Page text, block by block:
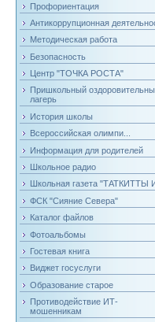
Профориентация
Антикоррупционная
Методическая работа
Безопасность
Центр "ТОЧКА РОСТА"
Пришкольный
лагерь
История школы
Всероссийская олимпи...
Информация для родителей
Школьное радио
Школьная газета "ТАТКИТТЫ
ФСК "Сияние Севера"
Каталог файлов
Фотоальбомы
Гостевая книга
Виджет госуслуги
Образование старое
Противодействие ИТ-
мошенникам